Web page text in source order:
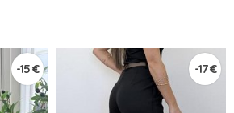
-15 € -17 €